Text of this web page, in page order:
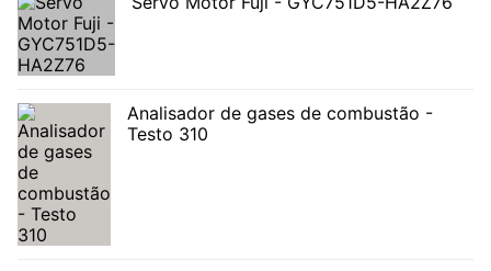
Analisador de gases de combustão -
Testo 310